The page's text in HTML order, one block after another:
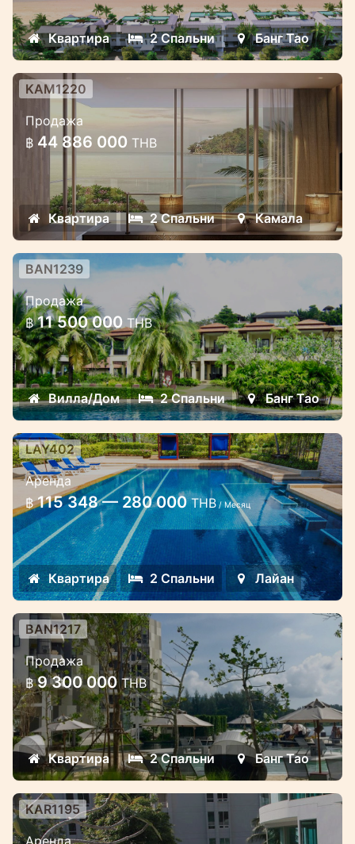
пляже Банг Тао
Квартира 2 Спальни Банг Тао
Апартаменты у берега моря, 2
спальни
Роскошные люкс апартаменты прямо у
берега моря.
KAM1220
Продажа
฿ 44 886 000 THB
Квартира 2 Спальни Камала
Уютный таунхаус на территории 5
звездного комплекса Лагуна на
Банг Тао
Отличный вариант для проживания и
сдачи в аренду на Банг Тао и Лаян
BAN1239
Продажа
฿ 11 500 000THB
Вилла/Дом 2 Спальни Банг Тао
2-х спальные роскошные
апартаменты в комплексе на Лаян
Апартаменты находятся в роскошном
комлексе между Лагуной Пхукет и
красивейшим пляжем Лаян
LAY402
Аренда
฿ 115 348 — 280 000THB / Месяц
Квартира 2 Спальни Лайан
2-х спальные апартаменты в
новом комплексе Cassia Laguna
Готовые апартаменты на продажу с
рассрочкой до 4 лет, срочная продажа!
BAN1217
Продажа
฿ 9 300 000THB
Квартира 2 Спальни Банг Тао
2-х спальные апартаменты с
KAR1195
Аренда